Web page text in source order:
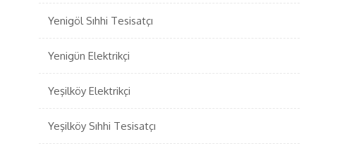
Yenigöl Sıhhi Tesisatçı
Yenigün Elektrikçi
Yeşilköy Elektrikçi
Yeşilköy Sıhhi Tesisatçı